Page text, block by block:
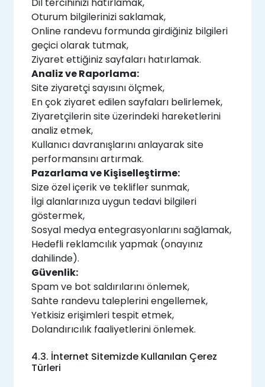
Dil tercihinizi hatırlamak,
Oturum bilgilerinizi saklamak,
Online randevu formunda girdiğiniz bilgileri
geçici olarak tutmak,
Ziyaret ettiğiniz sayfaları hatırlamak.
Analiz ve Raporlama:
Site ziyaretçi sayısını ölçmek,
En çok ziyaret edilen sayfaları belirlemek,
Ziyaretçilerin site üzerindeki hareketlerini
analiz etmek,
Kullanıcı davranışlarını anlayarak site
performansını artırmak.
Pazarlama ve Kişiselleştirme:
Size özel içerik ve teklifler sunmak,
İlgi alanlarınıza uygun tedavi bilgileri
göstermek,
Sosyal medya entegrasyonlarını sağlamak,
Hedefli reklamcılık yapmak (onayınız
dahilinde).
Güvenlik:
Spam ve bot saldırılarını önlemek,
Sahte randevu taleplerini engellemek,
Yetkisiz erişimleri tespit etmek,
Dolandırıcılık faaliyetlerini önlemek.
4.3. İnternet Sitemizde Kullanılan Çerez
Türleri